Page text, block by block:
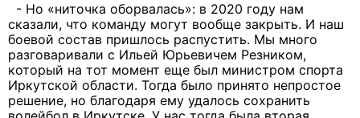
- Но «ниточка оборвалась»: в 2020 году нам
сказали, что команду могут вообще закрыть. И наш
боевой состав пришлось распустить. Мы много
разговаривали с Ильей Юрьевичем Резником,
который на тот момент еще был министром спорта
Иркутской области. Тогда было принято непростое
решение, но благодаря ему удалось сохранить